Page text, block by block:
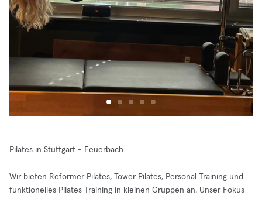
Pilates in Stuttgart - Feuerbach
Wir bieten Reformer Pilates, Tower Pilates, Personal Training und
funktionelles Pilates Training in kleinen Gruppen an. Unser Fokus